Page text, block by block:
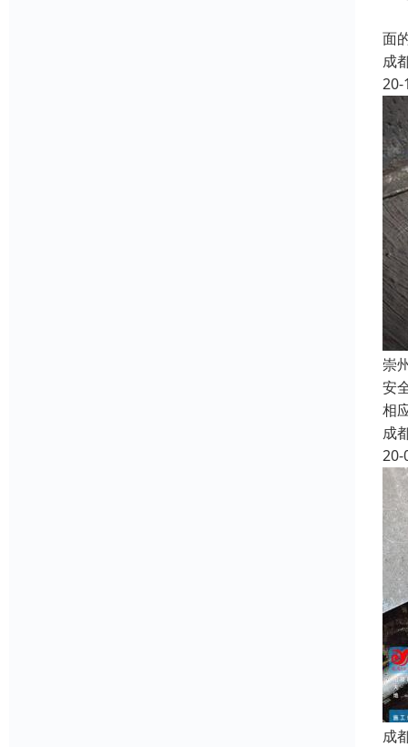
面
成
20-
崇
安
相
成
20-
成